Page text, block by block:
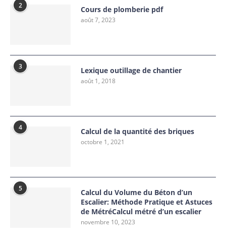
2 Cours de plomberie pdf
août 7, 2023
3 Lexique outillage de chantier
août 1, 2018
4 Calcul de la quantité des briques
octobre 1, 2021
5
Calcul du Volume du Béton d’un
Escalier: Méthode Pratique et Astuces
de MétréCalcul métré d’un escalier
novembre 10, 2023